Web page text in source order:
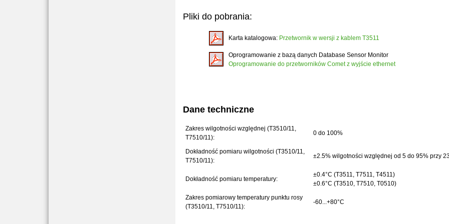
Pliki do pobrania:
Karta katalogowa: Przetwornik w wersji z kablem T3511
Oprogramowanie z bazą danych Database Sensor Monitor
Oprogramowanie do przetworników Comet z wyjście ethernet
Dane techniczne
Zakres wilgotności względnej (T3510/11,
T7510/11):
0 do 100%
Dokładność pomiaru wilgotności (T3510/11,
T7510/11):
±2.5% wilgotności względnej od 5 do 95% przy
Dokładność pomiaru temperatury:
±0.4°C (T3511, T7511, T4511)
±0.6°C (T3510, T7510, T0510)
Zakres pomiarowy temperatury punktu rosy
(T3510/11, T7510/11):
-60...+80°C